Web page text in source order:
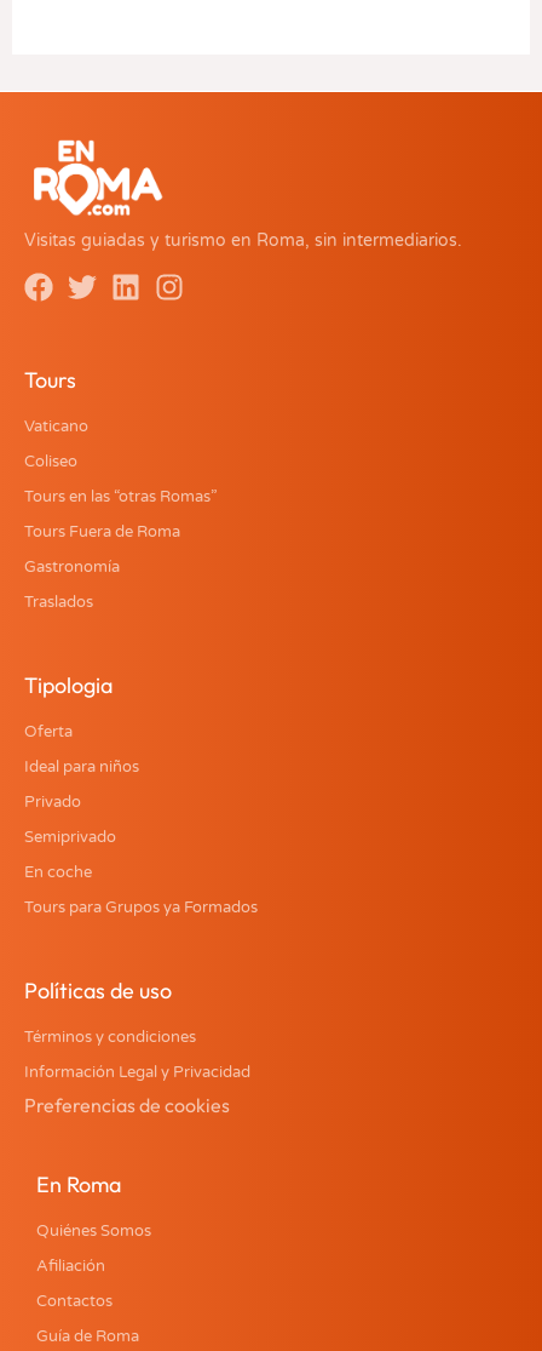
Visitas guiadas y turismo en Roma, sin intermediarios.
Tours
Vaticano
Coliseo
Tours en las “otras Romas”
Tours Fuera de Roma
Gastronomía
Traslados
Tipologia
Oferta
Ideal para niños
Privado
Semiprivado
En coche
Tours para Grupos ya Formados
Políticas de uso
Términos y condiciones
Información Legal y Privacidad
Preferencias de cookies
En Roma
Quiénes Somos
Afiliación
Contactos
Guía de Roma